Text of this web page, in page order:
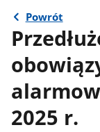
Powrót
2025 r.